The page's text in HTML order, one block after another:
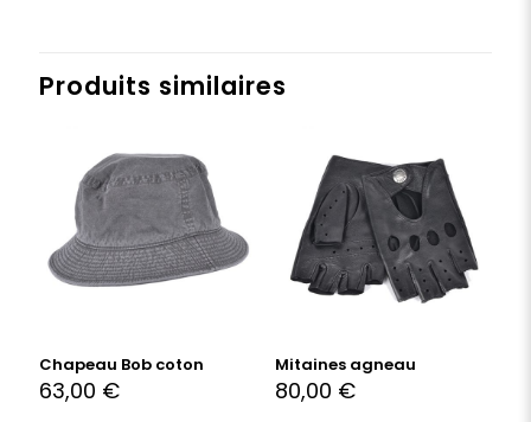
Produits similaires
Chapeau Bob coton
63,00 €
Mitaines agneau
80,00 €